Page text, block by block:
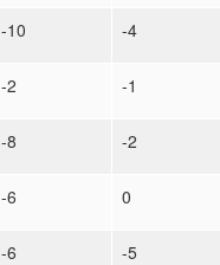
-10 -4
-2 -1
-8 -2
-6 0
-6 -5